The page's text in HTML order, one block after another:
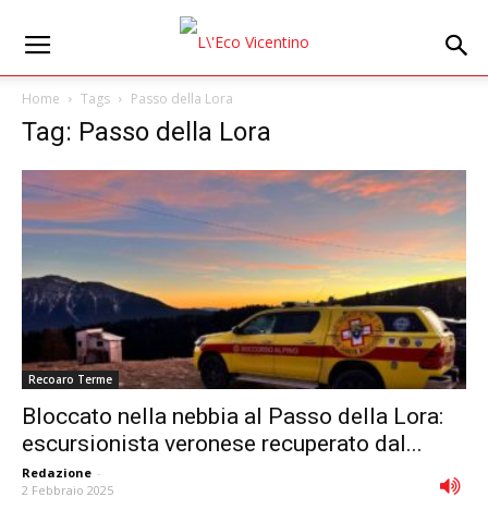
Home Tags Passo della Lora
Tag: Passo della Lora
Recoaro Terme
Bloccato nella nebbia al Passo della Lora:
escursionista veronese recuperato dal...
Redazione -
2 Febbraio 2025